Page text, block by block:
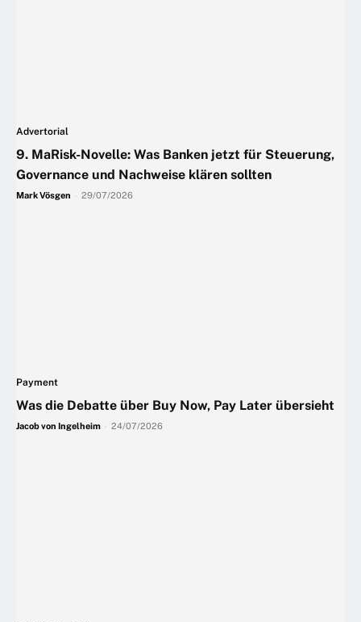
Advertorial
9. MaRisk-Novelle: Was Banken jetzt für Steuerung,
Governance und Nachweise klären sollten
Mark Vösgen 29/07/2026
Payment
Was die Debatte über Buy Now, Pay Later übersieht
Jacob von Ingelheim 24/07/2026